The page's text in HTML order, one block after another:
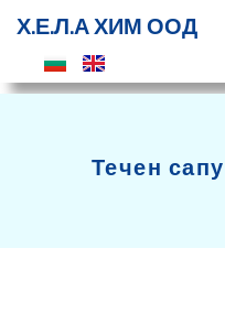
content
Х.Е.Л.А ХИМ ООД
Течен